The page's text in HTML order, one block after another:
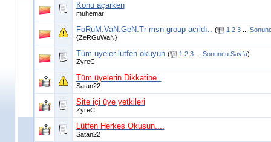
Konu açarken
muhemar
FoRuM.VaN.GeN.Tr msn group acıldı.. ( 1 2 3
{ZeRGuWaN}
Tüm üyeler lütfen okuyun ( 1 2 3 Sonuncu Sayfa)
ZyreC
Tüm üyelerin Dikkatine..
Satan22
Site içi üye yetkileri
ZyreC
Lütfen Herkes Okusun....
Satan22